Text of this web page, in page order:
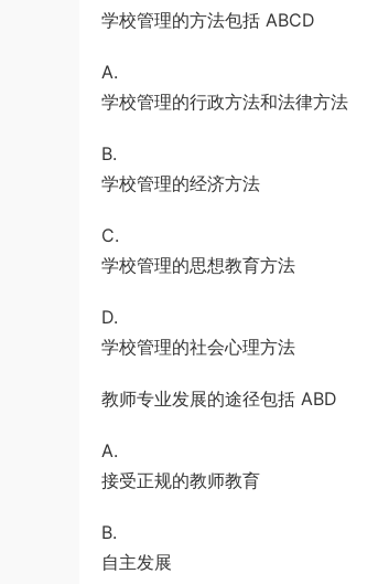
学校管理的方法包括 ABCD
A.
学校管理的行政方法和法律方法
B.
学校管理的经济方法
C.
学校管理的思想教育方法
D.
学校管理的社会心理方法
教师专业发展的途径包括 ABD
A.
接受正规的教师教育
B.
自主发展